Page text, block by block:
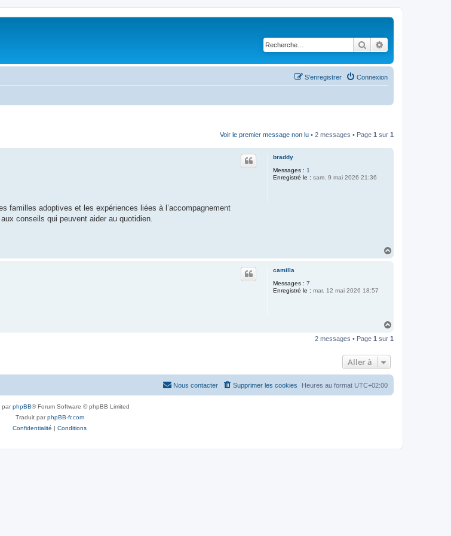
Rechercher
Connexion
S’enregistrer
Voir le premier message non lu • 2 messages • Page 1 sur 1
braddy
Messages : 1
Enregistré le : sam. 9 mai 2026 21:36
familles adoptives et les expériences liées à l’accompagnement
conseils qui peuvent aider au quotidien.
camilla
Messages : 7
Enregistré le : mar. 12 mai 2026 18:57
u
2 messages • Page 1 sur 1
Aller à
Heures au format UTC+02:00
Supprimer les cookies
Nous contacter
parphpBB® Forum Software © phpBB Limited
Traduit parphpBB-fr.com
Confidentialité | Conditions